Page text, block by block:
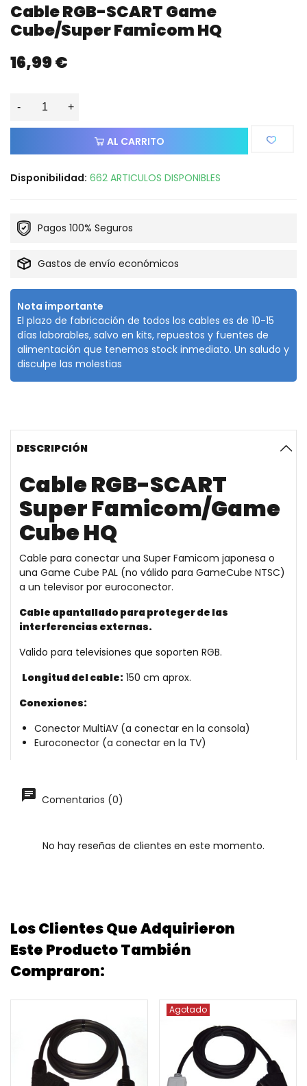
Cable RGB-SCART Game
Cube/Super Famicom HQ
16,99 €
- +
AL CARRITO
Disponibilidad: 662 ARTICULOS DISPONIBLES
Pagos 100% Seguros
Gastos de envío económicos
Nota importante
El plazo de fabricación de todos los cables es de 10-15
días laborables, salvo en kits, repuestos y fuentes de
alimentación que tenemos stock inmediato. Un saludo y
disculpe las molestias
DESCRIPCIÓN
Cable RGB-SCART
Super Famicom/Game
Cube HQ
Cable para conectar una Super Famicom japonesa o
una Game Cube PAL (no válido para GameCube NTSC)
a un televisor por euroconector.
Cable apantallado para proteger de las
interferencias externas.
Valido para televisiones que soporten RGB.
Longitud del cable: 150 cm aprox.
Conexiones:
Conector MultiAV (a conectar en la consola)
Euroconector (a conectar en la TV)
Comentarios (0)
No hay reseñas de clientes en este momento.
Los Clientes Que Adquirieron
Este Producto También
Compraron:
Agotado